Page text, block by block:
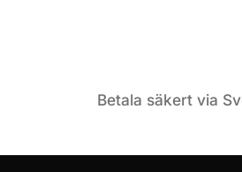
Betala säkert via